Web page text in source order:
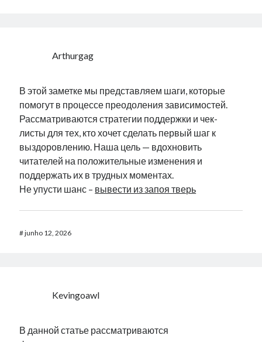
Arthurgag
В этой заметке мы представляем шаги, которые
помогут в процессе преодоления зависимостей.
Рассматриваются стратегии поддержки и чек-
листы для тех, кто хочет сделать первый шаг к
выздоровлению. Наша цель — вдохновить
читателей на положительные изменения и
поддержать их в трудных моментах.
Не упусти шанс – вывести из запоя тверь
#junho 12, 2026
Kevingoawl
В данной статье рассматриваются